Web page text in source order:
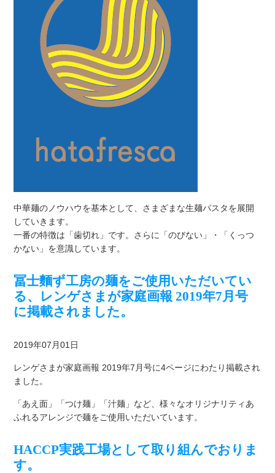
中華麺のノウハウを基本として、さまざまな生麺パスタを展開
していきます。
一番の特徴は「歯切れ」です。さらに「のびない」・「くっつ
かない」を意識しています。
冨士麵ず工房の麺をご使用いただいてい
る、レンゲさまが家庭画報 2019年7月号
に掲載されました。
2019年07月01日
レンゲさまが家庭画報 2019年7月号に4ページにわたり掲載され
ました。
「あえ面」「つけ麺」「汁麺」など、様々なオリジナリティあ
ふれるアレンジで麺をご使用いただいています。
HACCP実践工場として取り組んでおりま
す。